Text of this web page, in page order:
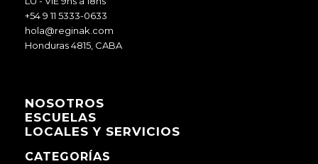
+54 9 11 5333-0633
hola@reginak.com
Honduras 4815, CABA
NOSOTROS
ESCUELAS
LOCALES Y SERVICIOS
CATEGORÍAS